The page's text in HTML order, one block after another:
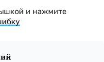
и нажмите